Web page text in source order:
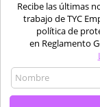
Comentar
Recibe las últimas
trabajo de TYC
política de
en Reglamento